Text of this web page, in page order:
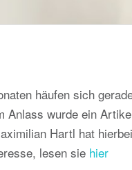
häufen sich
Anlass wurde ein
Hartl hat
lesen sie hier